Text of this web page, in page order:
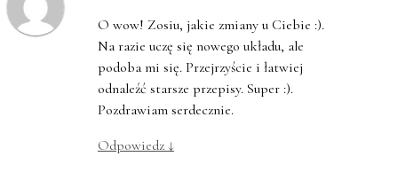
O wow! Zosiu, jakie zmiany u Ciebie :).
Na razie uczę się nowego układu, ale
podoba mi się. Przejrzyście i łatwiej
odnaleźć starsze przepisy. Super :).
Pozdrawiam serdecznie.
Odpowiedz ↓